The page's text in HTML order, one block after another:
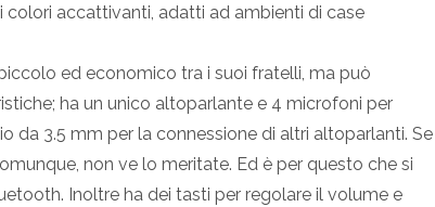
accattivanti, adatti ad ambienti di case
ed economico tra i suoi fratelli, ma può
ha un unico altoparlante e 4 microfoni per
da 3.5 mm per la connessione di altri altoparlanti. Se
non ve lo meritate. Ed è per questo che si
Inoltre ha dei tasti per regolare il volume e